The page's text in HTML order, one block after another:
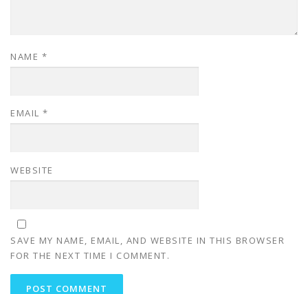
NAME *
EMAIL *
WEBSITE
SAVE MY NAME, EMAIL, AND WEBSITE IN THIS BROWSER
FOR THE NEXT TIME I COMMENT.